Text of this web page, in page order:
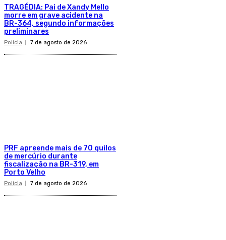
TRAGÉDIA: Pai de Xandy Mello
morre em grave acidente na
BR-364, segundo informações
preliminares
Policia 7 de agosto de 2026
PRF apreende mais de 70 quilos
de mercúrio durante
fiscalização na BR-319, em
Porto Velho
Policia 7 de agosto de 2026